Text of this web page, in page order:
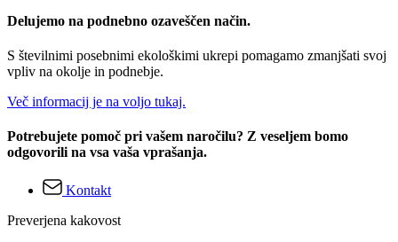
Delujemo na podnebno ozaveščen način.
S številnimi posebnimi ekološkimi ukrepi pomagamo zmanjšati svoj
vpliv na okolje in podnebje.
Več informacij je na voljo tukaj.
Potrebujete pomoč pri vašem naročilu? Z veseljem bomo
odgovorili na vsa vaša vprašanja.
Kontakt
Preverjena kakovost